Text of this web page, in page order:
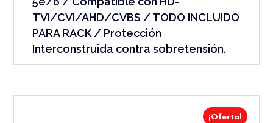
TVI/CVI/AHD/CVBS / TODO INCLUIDO
PARA RACK / Protección
Interconstruida contra sobretensión.
¡Oferta!